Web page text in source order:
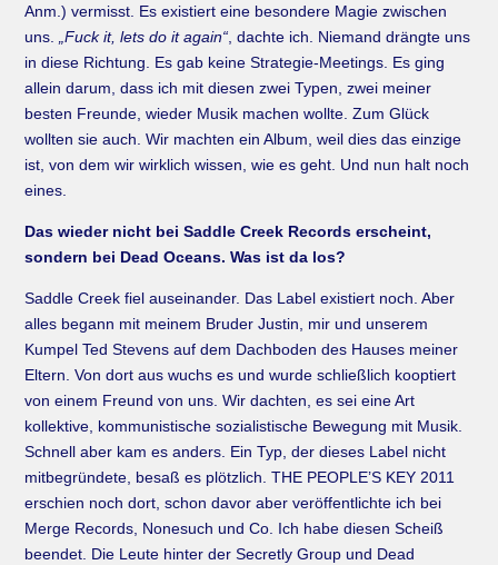
Anm.) vermisst. Es existiert eine besondere Magie zwischen
uns.
„Fuck it, lets do it again“ , dachte ich. Niemand drängte uns
in diese Richtung. Es gab keine Strategie-Meetings. Es ging
allein darum, dass ich mit diesen zwei Typen, zwei meiner
besten Freunde, wieder Musik machen wollte. Zum Glück
wollten sie auch. Wir machten ein Album, weil dies das einzige
ist, von dem wir wirklich wissen, wie es geht. Und nun halt noch
eines.
Das wieder nicht bei Saddle Creek Records erscheint,
sondern bei Dead Oceans. Was ist da los?
Saddle Creek fiel auseinander. Das Label existiert noch. Aber
alles begann mit meinem Bruder Justin, mir und unserem
Kumpel Ted Stevens auf dem Dachboden des Hauses meiner
Eltern. Von dort aus wuchs es und wurde schließlich kooptiert
von einem Freund von uns. Wir dachten, es sei eine Art
kollektive, kommunistische sozialistische Bewegung mit Musik.
Schnell aber kam es anders. Ein Typ, der dieses Label nicht
mitbegründete, besaß es plötzlich. THE PEOPLE’S KEY 2011
erschien noch dort, schon davor aber veröffentlichte ich bei
Merge Records, Nonesuch und Co. Ich habe diesen Scheiß
beendet. Die Leute hinter der Secretly Group und Dead